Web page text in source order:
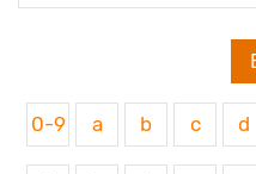
0-9 a b c d